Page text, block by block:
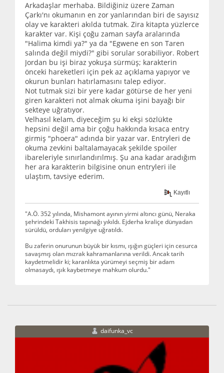
Arkadaşlar merhaba. Bildiğiniz üzere Zaman
Çarkı'nı okumanın en zor yanlarından biri de sayısız
olay ve karakteri akılda tutmak. Zira kitapta yüzlerce
karakter var. Kişi çoğu zaman sayfa aralarında
"Halima kimdi ya?" ya da "Egwene en son Taren
salında değil miydi?" gibi sorular sorabiliyor. Robert
Jordan bu işi biraz yokuşa sürmüş; karakterin
önceki hareketleri için pek az açıklama yapıyor ve
okurun bunları hatırlamasını talep ediyor.
Not tutmak sizi bir yere kadar götürse de her yeni
giren karakteri not almak okuma işini bayağı bir
sekteye uğratıyor.
Velhasıl kelam, diyeceğim şu ki ekşi sözlükte
hepsini değil ama bir çoğu hakkında kısaca entry
girmiş "phoera" adında bir yazar var. Entryleri de
okuma zevkini baltalamayacak şekilde spoiler
ibareleriyle sınırlandırılmış. Şu ana kadar aradığım
her ara karakterin bilgisine onun entryleri ile
ulaştım, tavsiye ederim.
Kayıtlı
"A.Ö. 352 yılında, Mishamont ayının yirmi altıncı günü, Neraka
şehrindeki Takhisis tapınağı yıkıldı. Ejderha kraliçe dünyadan
sürüldü, orduları yenilgiye uğratıldı.
Bu zaferin onurunun büyük bir kısmı, ışığın güçleri için cesurca
savaşmış olan mızrak kahramanlarına verildi. Ancak tarih
kaydetmelidir ki; karanlıkta yürümeyi seçmiş bir adam
olmasaydı, ışık kaybetmeye mahkum olurdu."
daifunka_vc